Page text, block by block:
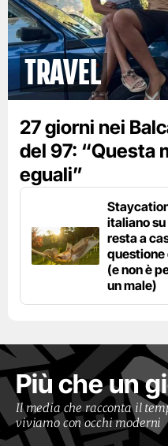
Travel
27 giorni nei
del 97: “Questa
eguali”
italiano
resta a
questione
(e non è
un male)
Più che un
Il media che racconta il
viviamo con occhi moderni